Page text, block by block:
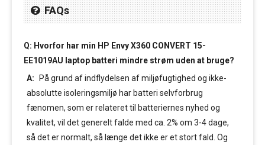
FAQs
Q: Hvorfor har min HP Envy X360 CONVERT 15-
EE1019AU laptop batteri mindre strøm uden at bruge?
A:
På grund af indflydelsen af miljøfugtighed og ikke-
absolutte isoleringsmiljø har batteri selvforbrug
fænomen, som er relateret til batteriernes nyhed og
kvalitet, vil det generelt falde med ca. 2% om 3-4 dage,
så det er normalt, så længe det ikke er et stort fald. Og